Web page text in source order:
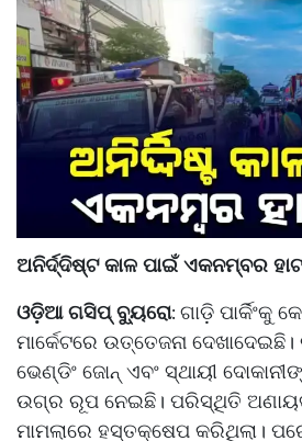
ଅନିର୍ଦ୍ଦିଷ୍ଟ କାଳ ପାଇଁ ଏକନମ୍ବର
ଓଡ଼ିଆ ଗସିପ୍ ବ୍ୟୁରୋ: ଗାଡ଼ି ପାର୍କିଂକୁ
ମାର୍କେଟରେ ଉତ୍ତେଜନା
ଭେଣ୍ଡିଂ ଜୋନ୍‌‌ ଏବଂ ସ୍ଥାୟୀ
ଉଗ୍ର ରୂପ ନେଇଛି। ପରିସ୍ଥିତି
ମାମଲାରେ ହସ୍ତକ୍ଷେପ କରିଥିଲା।